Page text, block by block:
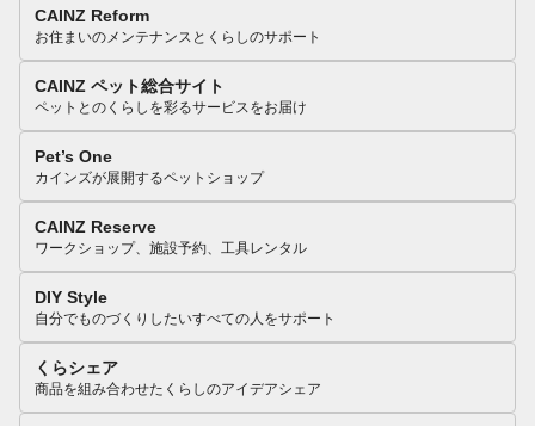
CAINZ Reform
お住まいのメンテナンスとくらしのサポート
CAINZ ペット総合サイト
ペットとのくらしを彩るサービスをお届け
Pet’s One
カインズが展開するペットショップ
CAINZ Reserve
ワークショップ、施設予約、工具レンタル
DIY Style
自分でものづくりしたいすべての人をサポート
くらシェア
商品を組み合わせたくらしのアイデアシェア